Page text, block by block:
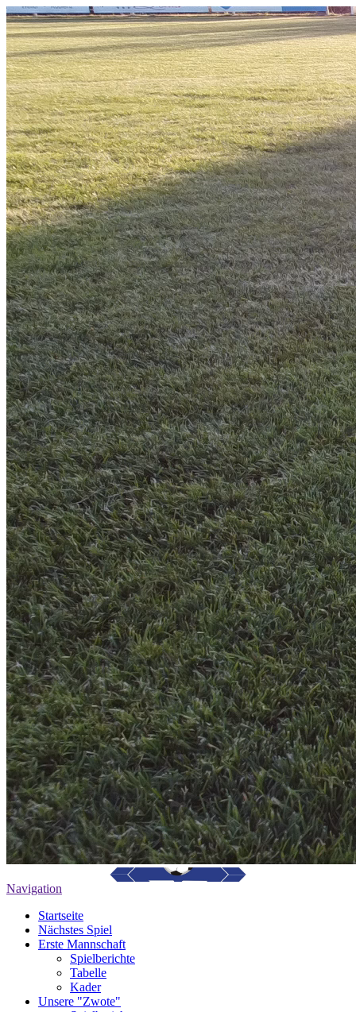
Navigation
Startseite
Nächstes Spiel
Erste Mannschaft
Spielberichte
Tabelle
Kader
Unsere "Zwote"